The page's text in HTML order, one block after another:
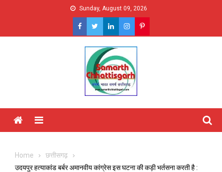
Sunday, August 09, 2026
Menu
Home
छत्तीसगढ़
उदयपुर हत्याकांड बर्बर अमानवीय कांग्रेस इस घटना की कड़ी भर्तसना करती है :